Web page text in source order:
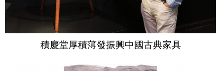
積慶堂厚積薄發振興中國古典家具